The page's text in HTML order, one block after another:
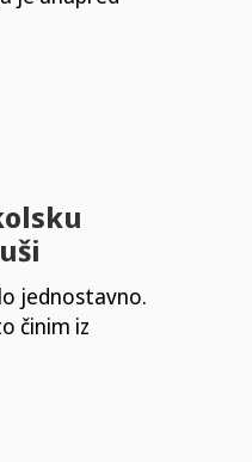
jednostavno.
činim iz